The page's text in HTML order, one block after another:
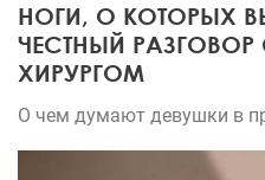
НОГИ, О КОТОРЫХ
ЧЕСТНЫЙ
ХИРУРГОМ
О чем думают девушки в